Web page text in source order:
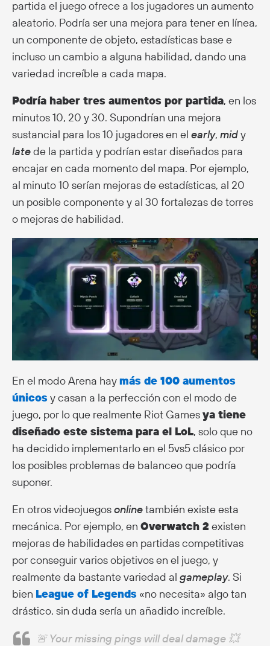
partida el juego ofrece a los jugadores un aumento
aleatorio. Podría ser una mejora para tener en línea,
un componente de objeto, estadísticas base e
incluso un cambio a alguna habilidad, dando una
variedad increíble a cada mapa.
Podría haber tres aumentos por partida, en los
minutos 10, 20 y 30. Supondrían una mejora
sustancial para los 10 jugadores en el early, midy
latede la partida y podrían estar diseñados para
encajar en cada momento del mapa. Por ejemplo,
al minuto 10 serían mejoras de estadísticas, al 20
un posible componente y al 30 fortalezas de torres
o mejoras de habilidad.
En el modo Arena haymás de 100 aumentos
únicosy casan a la perfección con el modo de
juego, por lo que realmente Riot Gamesya tiene
diseñado este sistema para el LoL, solo que no
ha decidido implementarlo en el 5vs5 clásico por
los posibles problemas de balanceo que podría
suponer.
En otros videojuegosonlinetambién existe esta
mecánica. Por ejemplo, en Overwatch 2 existen
mejoras de habilidades en partidas competitivas
por conseguir varios objetivos en el juego, y
realmente da bastante variedad al gameplay. Si
bien League of Legends «no necesita» algo tan
drástico, sin duda sería un añadido increíble.
🚨 Your missing pings will deal damage 💥